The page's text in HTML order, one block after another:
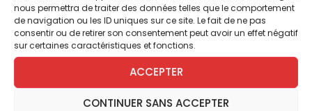
nous permettra de traiter des données telles que le comportement
de navigation ou les ID uniques sur ce site. Le fait de ne pas
consentir ou de retirer son consentement peut avoir un effet négatif
sur certaines caractéristiques et fonctions.
ACCEPTER
CONTINUER SANS ACCEPTER
Vincent Lambert de la case « état pauci-
relationnel » à celle d’« état végétatif
chronique ». Derrière les mots, les
implications sont lourdes : c’est
généralement la capacité à entrer en